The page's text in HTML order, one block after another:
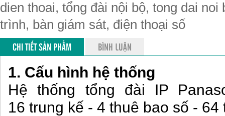
dien thoai, tổng đài nội bộ, tong dai
trình, bàn giám sát, điện thoại số
CHI TIẾT SẢN PHẨM BÌNH LUẬN
1. Cấu hình hệ thống
Hệ thống tổng đài IP
16 trung kế - 4 thuê bao số -